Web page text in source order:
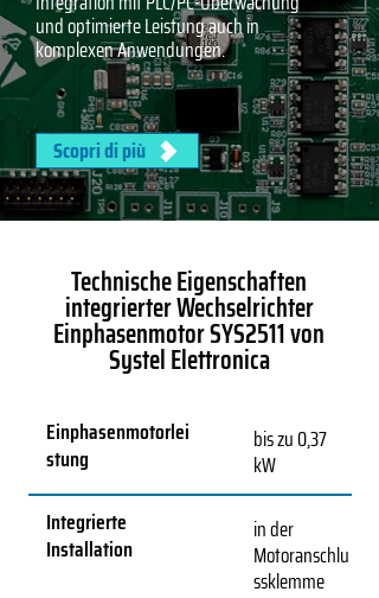
und optimierte Leistung auch in
komplexen Anwendungen.
Scopri di più
Technische Eigenschaften
integrierter Wechselrichter
Einphasenmotor SYS2511 von
Systel Elettronica
Einphasenmotorlei
stung
bis zu 0,37
kW
Integrierte
Installation
in der
Motoranschlu
ssklemme